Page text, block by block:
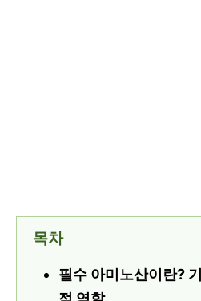
목차
필수 아미노산이란?